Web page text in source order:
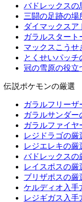
バドレックスの
三闘の足跡の場
ダイマックスア
ガラルスタート
マックスこうせ
とくせいパッチ
冠の雪原の役立
伝説ポケモンの厳選
ガラルフリーザ
ガラルサンダー
ガラルファイヤ
レジドラゴの厳
レジエレキの厳
バドレックスの
レイスポスの厳
ブリザポスの厳
ケルディオ入手
レジギガス入手